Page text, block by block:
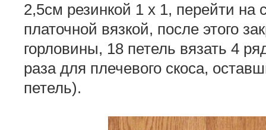
2,5см резинкой 1 х 1, перейти
платочной вязкой, после этого
горловины, 18 петель вязать 4
раза для плечевого скоса,
петель).